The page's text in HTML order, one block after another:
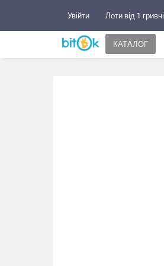
Увійти Лоти від 1 гривні
КАТАЛОГ